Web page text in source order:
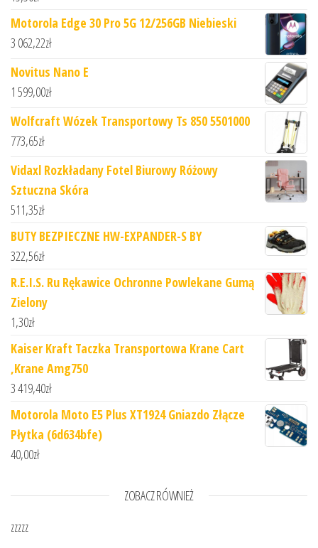
Motorola Edge 30 Pro 5G 12/256GB Niebieski
3 062,22zł
Novitus Nano E
1 599,00zł
Wolfcraft Wózek Transportowy Ts 850 5501000
773,65zł
Vidaxl Rozkładany Fotel Biurowy Różowy
Sztuczna Skóra
511,35zł
BUTY BEZPIECZNE HW-EXPANDER-S BY
322,56zł
R.E.I.S. Ru Rękawice Ochronne Powlekane Gumą
Zielony
1,30zł
Kaiser Kraft Taczka Transportowa Krane Cart
,Krane Amg750
3 419,40zł
Motorola Moto E5 Plus XT1924 Gniazdo Złącze
Płytka (6d634bfe)
40,00zł
ZOBACZ RÓWNIEŻ
zzzzz